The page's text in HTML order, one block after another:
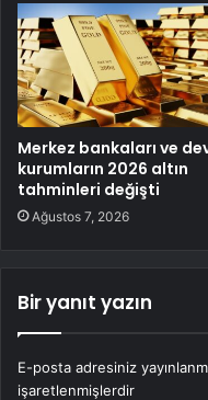
Merkez bankaları ve
kurumların 2026 altın
tahminleri değişti
Ağustos 7, 2026
Bir yanıt yazın
E-posta adresiniz
işaretlenmişlerdir